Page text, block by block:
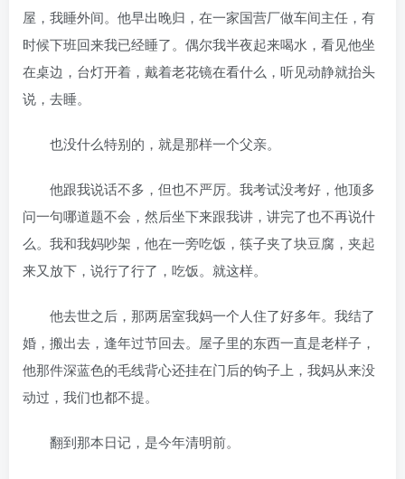
屋，我睡外间。他早出晚归，在一家国营厂做车间主任，有
时候下班回来我已经睡了。偶尔我半夜起来喝水，看见他坐
在桌边，台灯开着，戴着老花镜在看什么，听见动静就抬头
说，去睡。
也没什么特别的，就是那样一个父亲。
他跟我说话不多，但也不严厉。我考试没考好，他顶多
问一句哪道题不会，然后坐下来跟我讲，讲完了也不再说什
么。我和我妈吵架，他在一旁吃饭，筷子夹了块豆腐，夹起
来又放下，说行了行了，吃饭。就这样。
他去世之后，那两居室我妈一个人住了好多年。我结了
婚，搬出去，逢年过节回去。屋子里的东西一直是老样子，
他那件深蓝色的毛线背心还挂在门后的钩子上，我妈从来没
动过，我们也都不提。
翻到那本日记，是今年清明前。